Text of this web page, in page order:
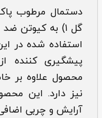
گل ۱) به کیوتن
استفاده شده در
پیشگیری کننده
محصول علاوه بر
نیز دارد. این
آرایش و چربی